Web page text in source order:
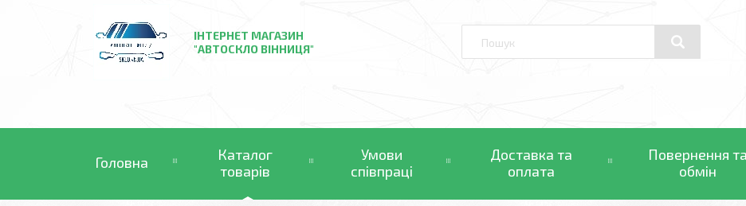
ІНТЕРНЕТ МАГАЗИН
"АВТОСКЛО ВІННИЦЯ"
Головна
Каталог
товарів
Умови
співпраці
Доставка та
оплата
Повернення та
обмін